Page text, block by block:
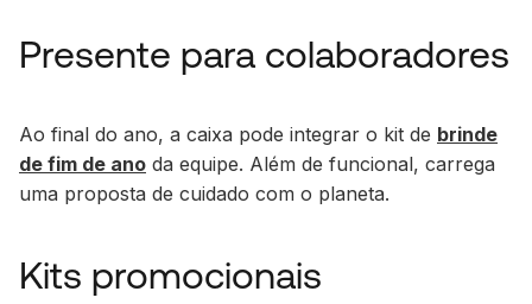
Presente para colaboradores
Ao final do ano, a caixa pode integrar o kit de brinde
de fim de ano da equipe. Além de funcional, carrega
uma proposta de cuidado com o planeta.
Kits promocionais